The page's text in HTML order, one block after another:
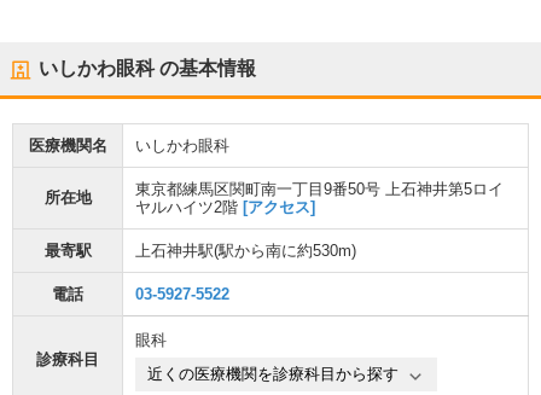
いしかわ眼科の基本情報
医療機関名 いしかわ眼科
所在地
東京都練馬区関町南一丁目9番50号 上石神井第5ロイ
ヤルハイツ2階 [アクセス]
最寄駅 上石神井駅(駅から南に約530m)
電話 03-5927-5522
診療科目
眼科
近くの医療機関を診療科目から探す